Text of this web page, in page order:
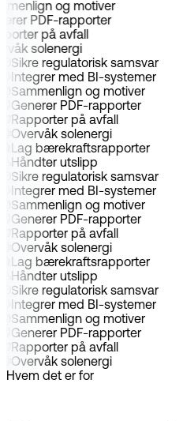
og motiver
PDF-rapporter
på avfall
solenergi
Sikre regulatorisk samsvar
Integrer med BI-systemer
Sammenlign og motiver
Generer PDF-rapporter
Rapporter på avfall
Overvåk solenergi
Lag bærekraftsrapporter
Håndter utslipp
Sikre regulatorisk samsvar
Integrer med BI-systemer
Sammenlign og motiver
Generer PDF-rapporter
Rapporter på avfall
Overvåk solenergi
Lag bærekraftsrapporter
Håndter utslipp
Sikre regulatorisk samsvar
Integrer med BI-systemer
Sammenlign og motiver
Generer PDF-rapporter
Rapporter på avfall
Overvåk solenergi
Hvem det er for